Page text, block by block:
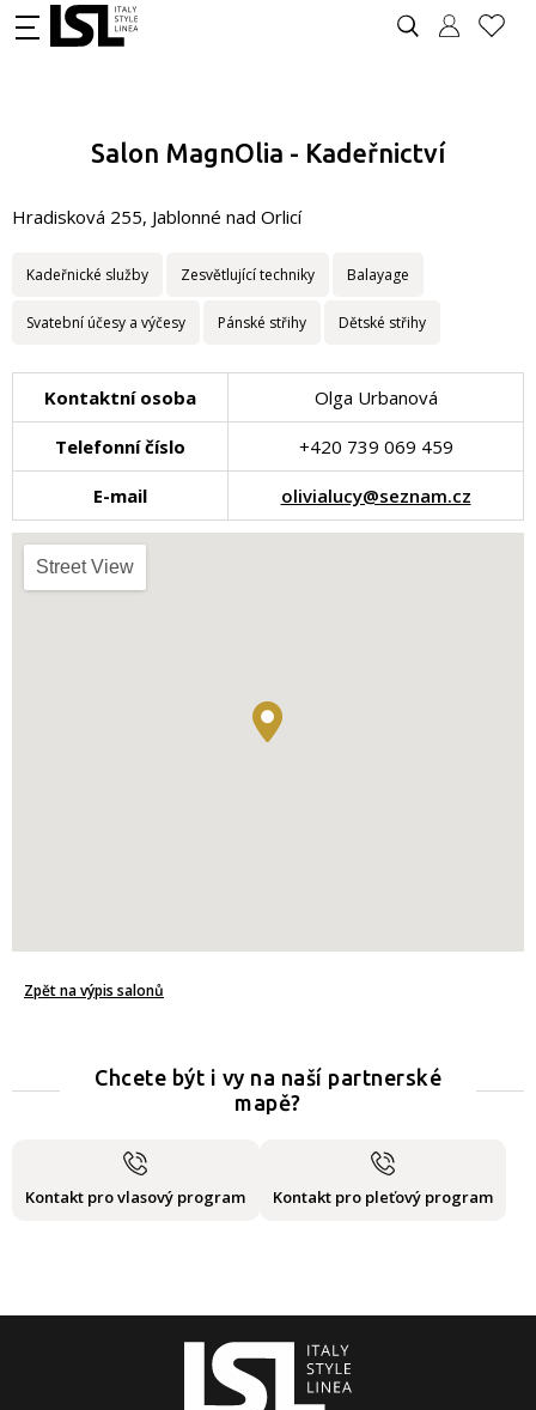
Salon MagnOlia - Kadeřnictví
Hradisková 255, Jablonné nad Orlicí
Kadeřnické služby Zesvětlující techniky Balayage
Svatební účesy a výčesy Pánské střihy Dětské střihy
Kontaktní osoba Olga Urbanová
Telefonní číslo +420 739 069 459
E-mail olivialucy@seznam.cz
Street View
Zpět na výpis salonů
Chcete být i vy na naší partnerské
mapě?
Kontakt pro vlasový program Kontakt pro pleťový program